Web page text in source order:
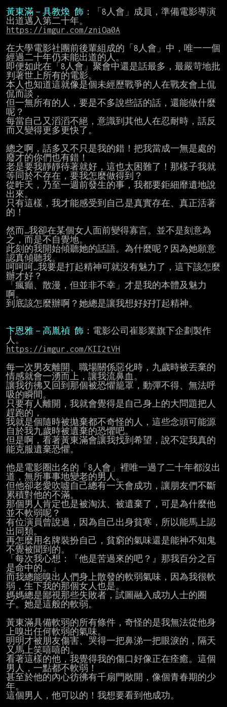
黃東滿－具教煥 飾 ：「8人會」成員，準備電影導演
https://imgur.com/zniOa0A
在大學電影社團前後輩組成的「8人會」中，唯一一個
經過二十年仍未能出道的人。
即便如此在「8人會」聚會中還是話最多，最嚴苛地批
判著世上所有的電影。
本人也知道這就像是個未經歷戰爭的人在戰友會上侃
侃而談，
但一無所有的人，要是不多說些話的話，還能做什麼
呢？
每當自己又滔滔不絕，意識到其他人在忍耐時，話反
而又變得更多更快了。
總之啊，話多又不只是我的錯！把我當成一無是處的
廢才的你們也有錯！
老是要我靜靜待著就好，這也太困難了！那樣子我就
等同於不存在，要我怎麼做得到？
從昨天，乃至一週前發生的事，我都要鉅細靡遺地說
出來。
只有這樣，我才能感受到自己是真實存在、真正活著
的！
然而…我卻在某個女人面前變得寡言。並不是刻意為
之，而是不自覺地。
此刻的我開始傾聽她的話語。為什麼呢？因為她願意
認真傾聽我。
呵呵呵…我要是打起精神可就沒有魅力了，這下該怎麼
辦才好？
「瘋癲、散漫，但並非不幸」才是我的本體及魅力
啊。
到底該怎麼辦啊？她總是讓我想好好打起精神。
卞恩雅－高胤禎 飾 ：電影公司崔影業旗下企劃製作
https://imgur.com/KII2tVH
每一次男友離開、職場關係惡化時，九歲時被丟棄的
情感就會一湧而上，讓我流鼻血。
讓我彷彿又回到那個被恐懼籠罩，動彈不得、無法呼
吸的瞬間。
只要有人離開，我就會覺得是自己身上的大問題把人
趕跑的，
我就是個隨時被拋棄都不奇怪的人，這些念頭可能源
自於我九歲時被遺棄的恐懼吧。
但是啊，看著黃東滿會讓我找到希望，說不定我真的
能克服遺棄恐懼。
他是電影圈出名的「8人會」裡唯一過了二十年都沒出
道，無所事事地變老的男人。
但他卻老愛吹噓自己總有一天會成功，讓朋友們不斷
累積對他的不滿。
那個男人肯定也是被淘汰、被遺棄了，可是為什麼他
並不軟弱呢？
有位演員曾說過，因為自己出身貧寒，所以能馬上認
出同類。
再怎麼用名牌裝扮自己，貧窮的氣味還是能神不知鬼
不覺被聞到的。
「每次我心想：『他是苦過來的吧？』那我百分之百
是命中的。」
而我總能嗅出人們身上散發的軟弱氣味，因為我很軟
弱，生下我的那個女人也是。
媽媽總是鄙視那些失敗者，試圖融入成功人士的圈
子。她是這般的軟弱。
黃東滿具備軟弱的所有條件，奇怪的是我無法從他身
上嗅出任何軟弱的氣味。
明明才被朋友傷害、哭得一把鼻涕一把眼淚的，隔天
又馬上笑嘻嘻的。
看著這樣的他，我覺得我的傷口好像正在痊癒。這個
男人，一點都不軟弱！
甚至於他的內心彷彿有千扇門敞開，像個青春期的少
年。
這個男人，他可以的！我想要看到他成功。